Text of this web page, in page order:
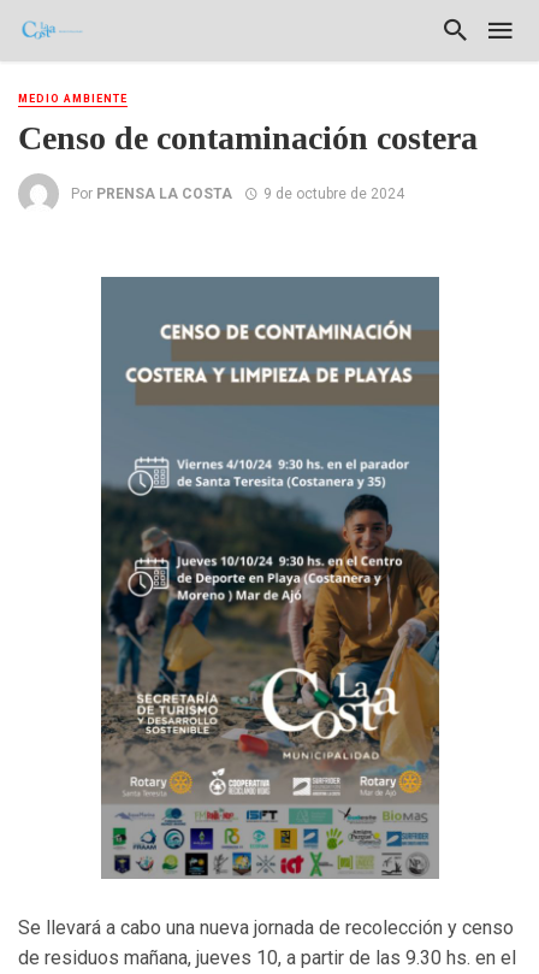
MEDIO AMBIENTE
Censo de contaminación costera
Por PRENSA LA COSTA 9 de octubre de 2024
Se llevará a cabo una nueva jornada de recolección y censo
de residuos mañana, jueves 10, a partir de las 9.30 hs. en el